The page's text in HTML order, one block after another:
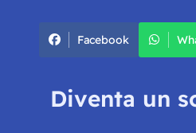
Facebook
Diventa un